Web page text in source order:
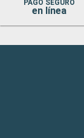
PAGO SEGURO
en línea